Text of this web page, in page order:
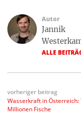
Autor
Jannik
ALLE
vorheriger beitrag
Wasserkraft in Österreich:
Millionen Fische